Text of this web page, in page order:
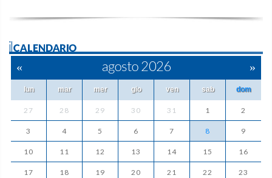
ilCALENDARIO
« agosto 2026 »
lun mar mer gio ven sab dom
27 28 29 30 31 1 2
3 4 5 6 7 8 9
10 11 12 13 14 15 16
17 18 19 20 21 22 23